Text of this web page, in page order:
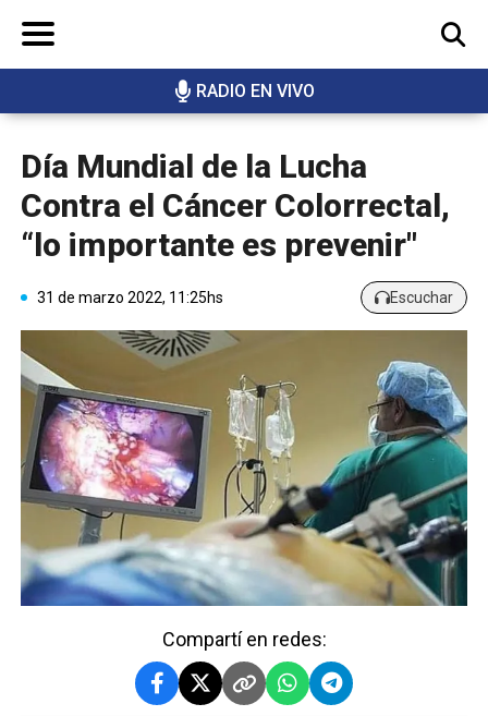
RADIO EN VIVO
BUSCAR
Día Mundial de la Lucha
Contra el Cáncer Colorrectal,
“lo importante es prevenir"
31 de marzo 2022, 11:25hs Escuchar
Compartí en redes: